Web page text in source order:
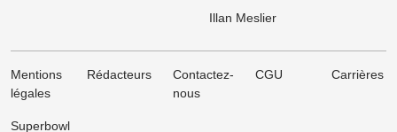
Mercato OM : Un géant d'1m97 dans le viseur pour renouveler la
Illan Meslier
Mentions
légales
Rédacteurs
Contactez-
nous
CGU Carrières
Superbowl